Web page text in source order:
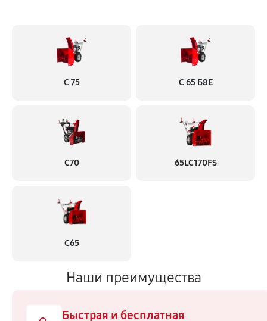
С 75 С 65 Б8Е
С70 65LC170FS
С65
Наши преимущества
Быстрая и бесплатная